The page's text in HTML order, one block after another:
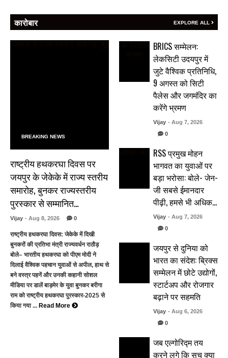
कारोबार EXPLORE ALL
BREAKING NEWS
राष्ट्रीय हथकरघा दिवस पर
जयपुर के जेकेके में राज्य स्तरीय
समारोह, बुनकर राज्यस्तरीय
पुरस्कार से सम्मानित…
Vijay - Aug 8, 2026 0
राष्ट्रीय हथकरघा दिवस: जेकेके में दिखी
बुनकरों की प्रतिभा मंत्री राज्यवर्धन राठौड़
बोले– भारतीय हथकरघा को पीएम मोदी ने
दिलाई वैश्विक पहचान युवाओं से अपील, हाथ से
बने वस्त्र पहनें और उनकी कहानी सोशल
मीडिया पर डालें बाड़मेर के युवा बुनकर बरीगा
राम को राष्ट्रीय हथकरघा पुरस्कार-2025 से
किया गया ... Read More
BRICS सम्मेलन:
लेकसिटी उदयपुर में
जुटे वैश्विक प्रतिनिधि,
9 अगस्त को सिटी
पैलेस और जगमंदिर का
करेंगे भ्रमण
Vijay - Aug 7, 2026
0
RSS प्रमुख मोहन
भागवत का युवाओं पर
बड़ा भरोसा: बोले- जेन-
जी सबसे ईमानदार
पीढ़ी, हमसे भी अधिक…
Vijay - Aug 7, 2026
0
जयपुर से दुनिया को
भारत का संदेश: ब्रिक्स
सम्मेलन में छोटे उद्योगों,
स्टार्टअप और रोजगार
बढ़ाने पर सहमति
Vijay - Aug 6, 2026
0
जब एल्गोरिद्म तय
करने लगे कि सच क्या